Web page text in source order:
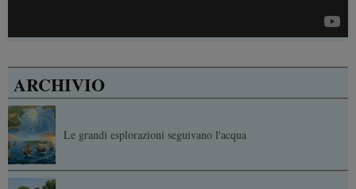
ARCHIVIO
Le grandi esplorazioni seguivano l'acqua